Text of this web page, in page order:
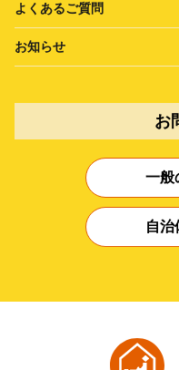
よくあるご質問
お知らせ
お
一般
自治